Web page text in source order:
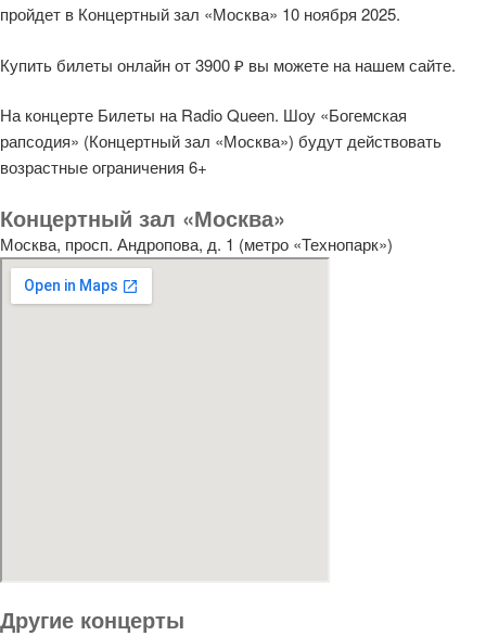
пройдет в Концертный зал «Москва» 10 ноября 2025.
Купить билеты онлайн от 3900 ₽ вы можете на нашем сайте.
На концерте Билеты на Radio Queen. Шоу «Богемская
рапсодия» (Концертный зал «Москва») будут действовать
возрастные ограничения 6+
Концертный зал «Москва»
Москва, просп. Андропова, д. 1 (метро «Технопарк»)
Другие концерты